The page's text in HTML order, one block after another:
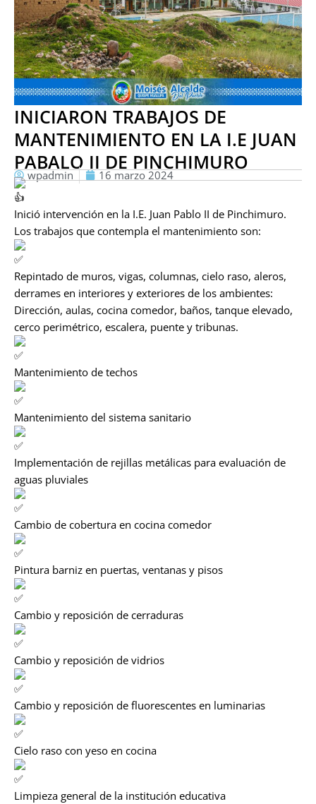
INICIARON TRABAJOS DE
MANTENIMIENTO EN LA I.E JUAN
PABALO II DE PINCHIMURO
wpadmin 16 marzo 2024
Inició intervención en la I.E. Juan Pablo II de Pinchimuro.
Los trabajos que contempla el mantenimiento son:
Repintado de muros, vigas, columnas, cielo raso, aleros,
derrames en interiores y exteriores de los ambientes:
Dirección, aulas, cocina comedor, baños, tanque elevado,
cerco perimétrico, escalera, puente y tribunas.
Mantenimiento de techos
Mantenimiento del sistema sanitario
Implementación de rejillas metálicas para evaluación de
aguas pluviales
Cambio de cobertura en cocina comedor
Pintura barniz en puertas, ventanas y pisos
Cambio y reposición de cerraduras
Cambio y reposición de vidrios
Cambio y reposición de fluorescentes en luminarias
Cielo raso con yeso en cocina
Limpieza general de la institución educativa